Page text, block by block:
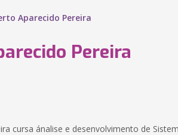
Aparecido Pereira
Pereira
cursa ánalise e desenvolvimento de